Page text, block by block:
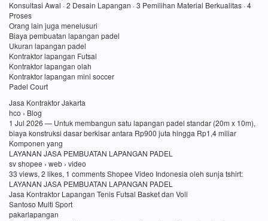
Konsultasi Awal · 2 Desain Lapangan · 3 Pemilihan Material Berkualitas · 4
Proses
Orang lain juga menelusuri
Biaya pembuatan lapangan padel
Ukuran lapangan padel
Kontraktor lapangan Futsal
Kontraktor lapangan olah
Kontraktor lapangan mini soccer
Padel Court
Jasa Kontraktor Jakarta
hco › Blog
1 Jul 2026 — Untuk membangun satu lapangan padel standar (20m x 10m),
biaya konstruksi dasar berkisar antara Rp900 juta hingga Rp1,4 miliar
Komponen yang
LAYANAN JASA PEMBUATAN LAPANGAN PADEL
sv shopee › web › video
33 views, 2 likes, 1 comments Shopee Video Indonesia oleh sunja tshirt:
LAYANAN JASA PEMBUATAN LAPANGAN PADEL
Jasa Kontraktor Lapangan Tenis Futsal Basket dan Voli
Santoso Multi Sport
pakarlapangan